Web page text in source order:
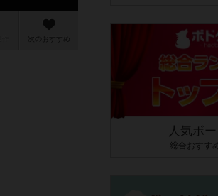
次のおすすめ
人気ボ
総合おすす